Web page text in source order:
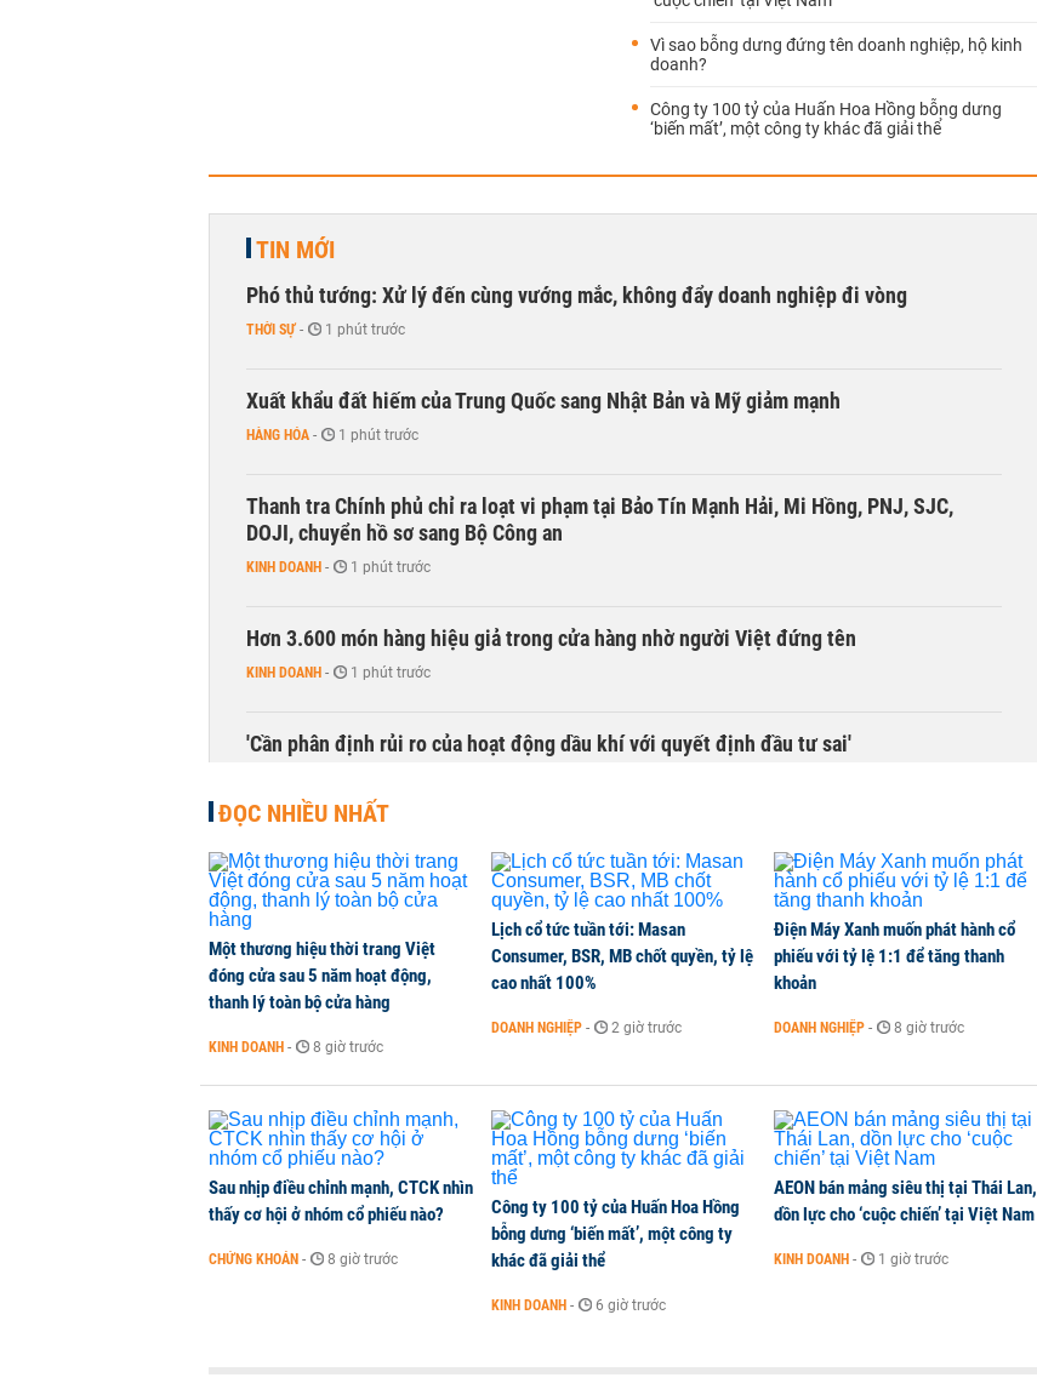
Vì sao bỗng dưng đứng tên doanh nghiệp, hộ kinh
doanh?
Công ty 100 tỷ của Huấn Hoa Hồng bỗng dưng
‘biến mất’, một công ty khác đã giải thể
TIN MỚI
Phó thủ tướng: Xử lý đến cùng vướng mắc, không đẩy doanh nghiệp đi vòng
THỜI SỰ - 1 phút trước
Xuất khẩu đất hiếm của Trung Quốc sang Nhật Bản và Mỹ giảm mạnh
HÀNG HÓA - 1 phút trước
Thanh tra Chính phủ chỉ ra loạt vi phạm tại Bảo Tín Mạnh Hải, Mi Hồng, PNJ, SJC,
DOJI, chuyển hồ sơ sang Bộ Công an
KINH DOANH - 1 phút trước
Hơn 3.600 món hàng hiệu giả trong cửa hàng nhờ người Việt đứng tên
KINH DOANH - 1 phút trước
'Cần phân định rủi ro của hoạt động dầu khí với quyết định đầu tư sai'
ĐỌC NHIỀU NHẤT
Một thương hiệu thời trang Việt
đóng cửa sau 5 năm hoạt động,
thanh lý toàn bộ cửa hàng
KINH DOANH - 8 giờ trước
Lịch cổ tức tuần tới: Masan
Consumer, BSR, MB chốt quyền, tỷ lệ
cao nhất 100%
DOANH NGHIỆP - 2 giờ trước
Điện Máy Xanh muốn phát hành cổ
phiếu với tỷ lệ 1:1 để tăng thanh
khoản
DOANH NGHIỆP - 8 giờ trước
Sau nhịp điều chỉnh mạnh, CTCK nhìn
thấy cơ hội ở nhóm cổ phiếu nào?
CHỨNG KHOÁN - 8 giờ trước
Công ty 100 tỷ của Huấn Hoa Hồng
bỗng dưng ‘biến mất’, một công ty
khác đã giải thể
KINH DOANH - 6 giờ trước
AEON bán mảng siêu thị tại Thái Lan,
dồn lực cho ‘cuộc chiến’ tại Việt Nam
KINH DOANH - 1 giờ trước